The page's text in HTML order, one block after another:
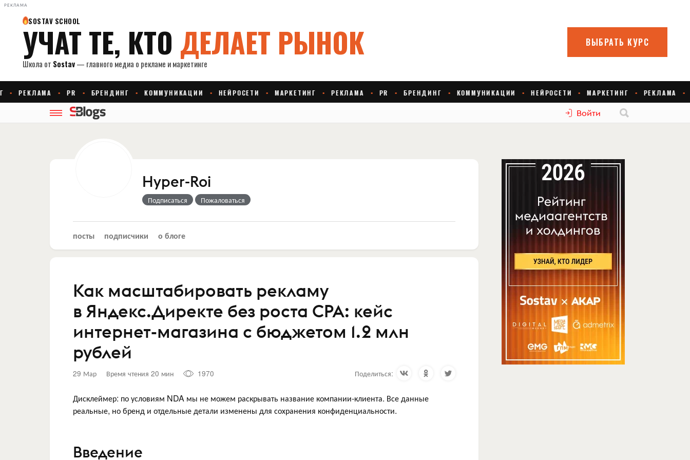
РЕКЛАМА
Войти
Hyper-Roi
Подписаться Пожаловаться
посты подписчики о блоге
Как масштабировать рекламу
в Яндекс.Директе без роста CPA: кейс
интернет-магазина с бюджетом 1.2 млн
рублей
29 Мар Время чтения 20 мин 1970 Поделиться:
Дисклеймер: по условиям NDA мы не можем раскрывать название компании-клиента. Все данные
реальные, но бренд и отдельные детали изменены для сохранения конфиденциальности.
Введение